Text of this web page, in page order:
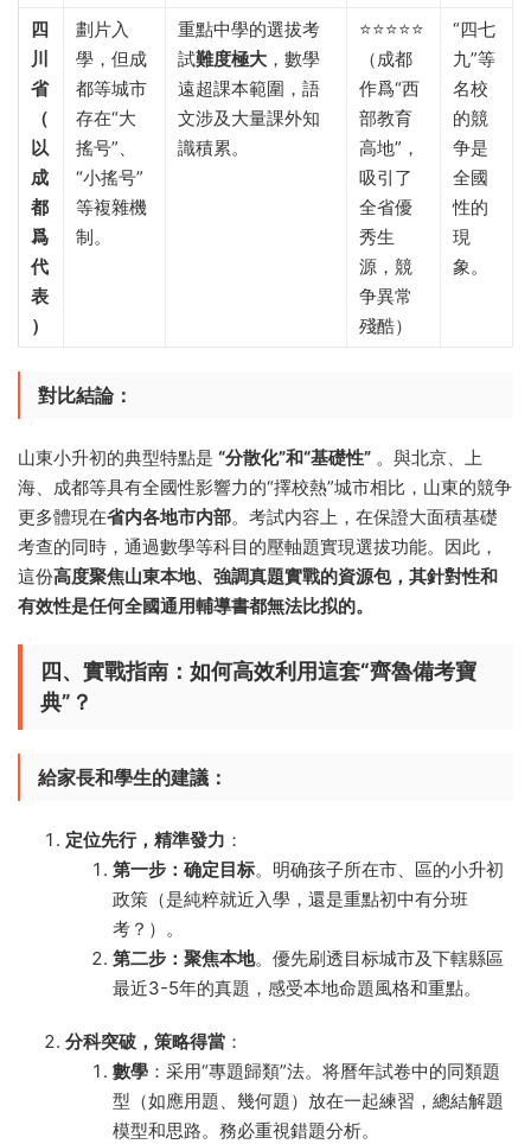
四
川
省
（
以
成
都
爲
代
表
）​
劃片入
學，但成
都等城市
存在“大
搖号”、
“小搖号”
等複雜機
制。
重點中學的選拔考
試難度極大 ，數學
遠超課本範圍，語
文涉及大量課外知
識積累。
⭐⭐⭐⭐⭐
（成都
作爲“西
部教育
高地”，
吸引了
全省優
秀生
源，競
争異常
殘酷）
“四七
九”等
名校
的競
争是
全國
性的
現
象。
對比結論：​
山東小升初的典型特點是 ​ ​“分散化”和“基礎性”​ ​ 。與北京、上
海、成都等具有全國性影響力的“擇校熱”城市相比，山東的競争
更多體現在省内各地市内部。考試内容上，在保證大面積基礎
考查的同時，通過數學等科目的壓軸題實現選拔功能。因此，
這份高度聚焦山東本地、強調真題實戰的資源包，其針對性和
有效性是任何全國通用輔導書都無法比拟的。​
四、實戰指南：如何高效利用這套“齊魯備考寶
典”？​
給家長和學生的建議：​
定位先行，精準發力 ​：
第一步：确定目标。明确孩子所在市、區的小升初
政策（是純粹就近入學，還是重點初中有分班
考？）。
第二步：聚焦本地。優先刷透目标城市及下轄縣區
最近3-5年的真題，感受本地命題風格和重點。
分科突破，策略得當 ​：
數學 ​：采用“專題歸類”法。将曆年試卷中的同類題
型（如應用題、幾何題）放在一起練習，總結解題
模型和思路。務必重視錯題分析。